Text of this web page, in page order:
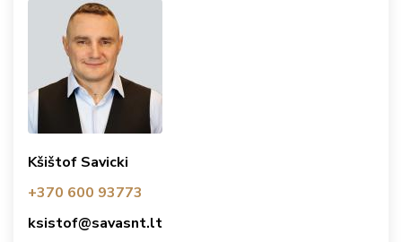
Kšištof Savicki
+370 600 93773
ksistof@savasnt.lt